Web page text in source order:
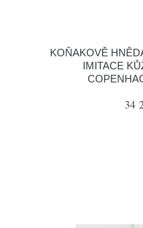
KOŇAKOVĚ
IMITACE
34